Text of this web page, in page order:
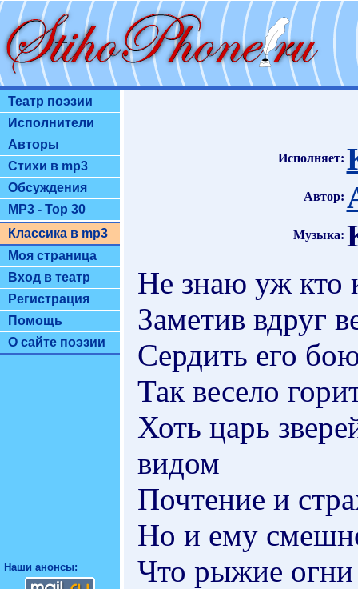
Театр поэзии
Исполнители
Авторы
Стихи в mp3
Обсуждения
MP3 - Top 30
Классика в mp3
Моя страница
Вход в театр
Регистрация
Помощь
О сайте поэзии
Наши анонсы:
Исполняет:
Автор:
Музыка:
Не знаю уж кто
Заметив вдруг
Сердить его
Так весело
Хоть царь
видом
Почтение и
Но и ему
Что рыжие огни